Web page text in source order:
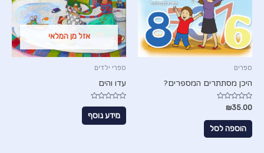
ספרים
היכן מסתתרים המספרים?
דורג
0
מתוך
₪35.00
הוספה לסל
אזל מן המלאי
ספרי ילדים
עדו והים
דורג
מתוך
5
מידע נוסף